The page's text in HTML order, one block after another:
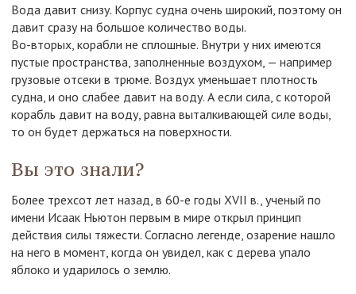
Вода давит снизу. Корпус судна очень широкий, поэтому он
давит сразу на большое количество воды.
Во-вторых, корабли не сплошные. Внутри у них имеются
пустые пространства, заполненные воздухом, — например
грузовые отсеки в трюме. Воздух уменьшает плотность
судна, и оно слабее давит на воду. А если сила, с которой
корабль давит на воду, равна выталкивающей силе воды,
то он будет держаться на поверхности.
Вы это знали?
Более трехсот лет назад, в 60-е годы XVII в., ученый по
имени Исаак Ньютон первым в мире открыл принцип
действия силы тяжести. Согласно легенде, озарение нашло
на него в момент, когда он увидел, как с дерева упало
яблоко и ударилось о землю.